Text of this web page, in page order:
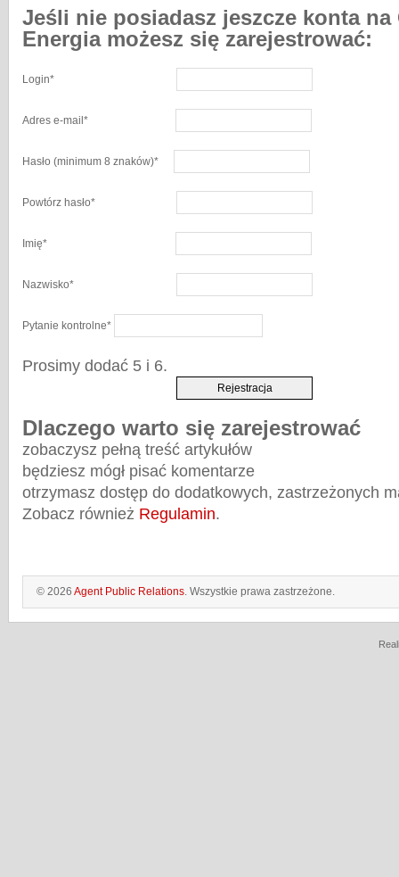
Jeśli nie posiadasz jeszcze konta na
Energia możesz się zarejestrować:
Login*
Adres e-mail *
Hasło (minimum 8 znaków)*
Powtórz hasło*
Imię*
Nazwisko*
Pytanie kontrolne*
Prosimy dodać 5 i 6.
Dlaczego warto się zarejestrować
zobaczysz pełną treść artykułów
będziesz mógł pisać komentarze
otrzymasz dostęp do dodatkowych, zastrzeżonych
Zobacz również Regulamin.
© 2026 Agent Public Relations. Wszystkie prawa zastrzeżone.